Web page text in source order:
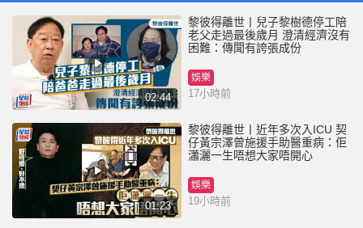
02:44
黎彼得離世丨兒子黎樹德停工陪
老父走過最後歲月 澄清經濟沒有
困難：傳聞有誇張成份
娛樂
17小時前
01:23
黎彼得離世丨近年多次入ICU 契
仔黃宗澤曾施援手助醫重病：佢
瀟灑一生唔想大家唔開心
娛樂
19小時前